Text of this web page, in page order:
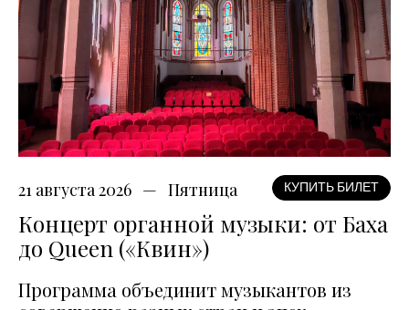
21 августа 2026 Пятница КУПИТЬ БИЛЕТ
Концерт органной музыки: от Баха
до Queen («Квин»)
Программа объединит музыкантов из